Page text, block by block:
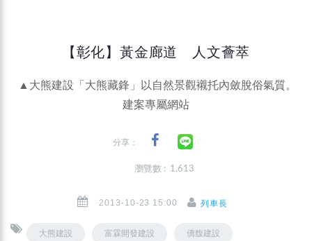
【彰化】黃金廊道 人文薈萃
▲大熊建設「大熊藏鋒」以自然景觀襯托內斂脫俗氣質。
建案專屬網站
分享：
瀏覽數 : 1,613
2013-10-23 15:00 列車長
大熊建設 富霖開發建設 僑馥建設